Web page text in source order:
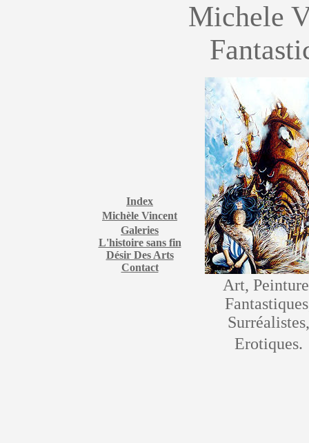
Index
Michèle Vincent
Galeries
L'histoire sans fin
Désir Des Arts
Contact
Michele
Art,
Surréalistes,
Erotiques.